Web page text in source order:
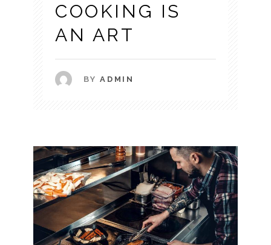
COOKING IS
AN ART
BYADMIN